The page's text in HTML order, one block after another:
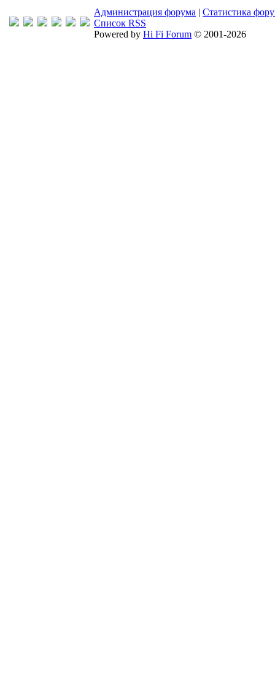
Администрация форума | Статистика
Список RSS
Powered by Hi Fi Forum © 2001-2026